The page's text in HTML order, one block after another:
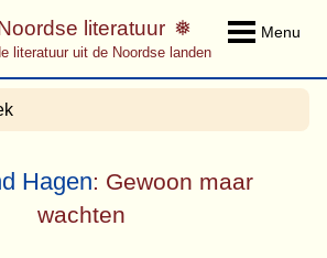
Menu
literatuur
literatuur uit de Noordse landen
Hagen: Gewoon maar
wachten